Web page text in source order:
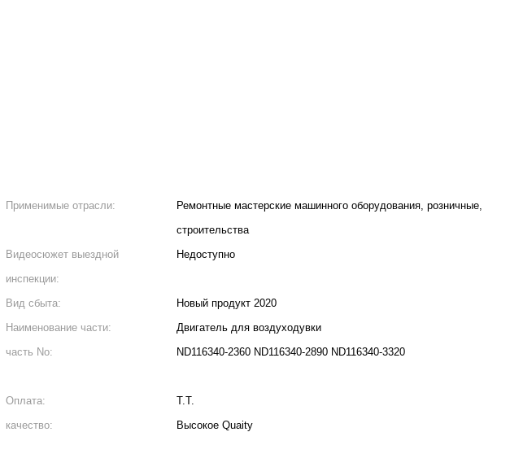
Применимые отрасли:
Ремонтные мастерские машинного оборудования, розничные,
строительства
Видеосюжет выездной
инспекции:
Недоступно
Вид сбыта:
Новый продукт 2020
Наименование части:
Двигатель для воздуходувки
часть No: ND116340-2360 ND116340-2890 ND116340-3320
Оплата:
Т.Т.
качество:
Высокое Quaity